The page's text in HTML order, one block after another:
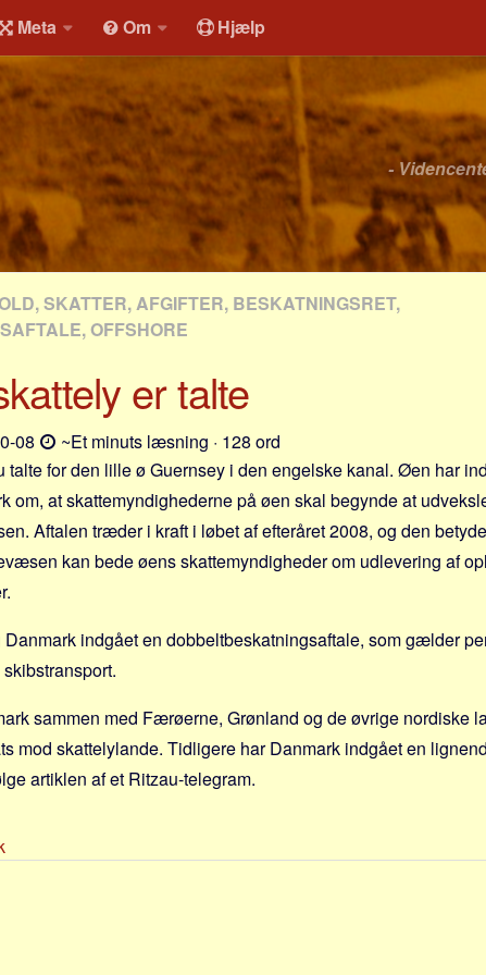
Meta Om Hjælp
-
SKATTER, AFGIFTER, BESKATNINGSRET,
OFFSHORE
er talte
08
~Et minuts læsning · 128 ord
talte for den lille ø Guernsey i den engelske kanal. Øen har
om, at skattemyndighederne på øen skal begynde at
Aftalen træder i kraft i løbet af efteråret 2008, og den
kan bede øens skattemyndigheder om udlevering af
indgået en dobbeltbeskatningsaftale, som gælder
sammen med Færøerne, Grønland og de øvrige nordiske
mod skattelylande. Tidligere har Danmark indgået en
artiklen af et Ritzau-telegram.